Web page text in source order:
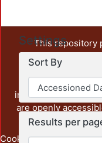
Settings
Sort By
Results per
This repository
unrestricted open
output of UAM
administrative
institution, as well
are openly
Cookie Privacy